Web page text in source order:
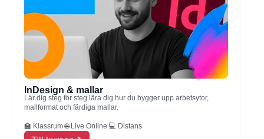
InDesign & mallar
Lär dig steg för steg lära dig hur du bygger upp arbetsytor,
mallformat och färdiga mallar.
🏫 Klassrum 🌐 Live Online 💻 Distans